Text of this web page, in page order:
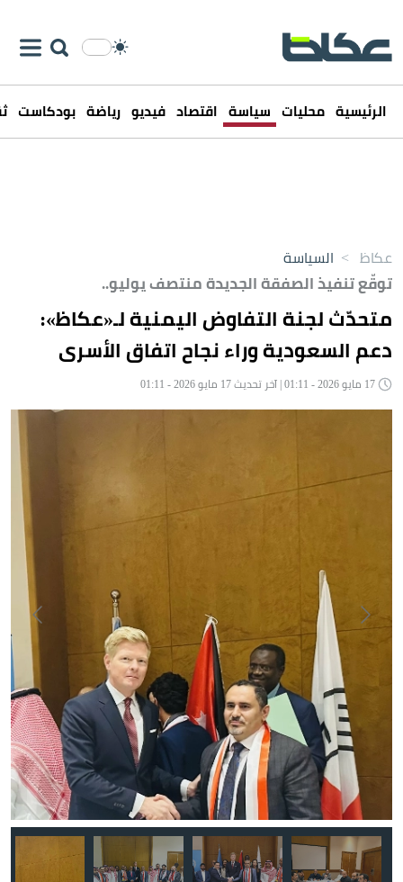
الرئيسية محليات سياسة اقتصاد فيديو رياضة بودكاست
عكاظ > السياسة
توقّع تنفيذ الصفقة الجديدة منتصف يوليو..
متحدّث لجنة التفاوض اليمنية لـ«عكاظ»:
دعم السعودية وراء نجاح اتفاق الأسرى